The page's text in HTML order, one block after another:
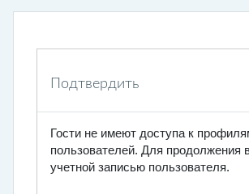
Подтвердить
Гости не имеют доступа к
пользователей. Для продолжения
учетной записью пользователя.